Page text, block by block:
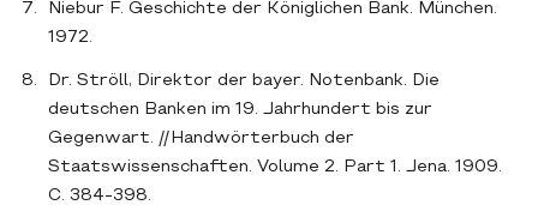
Niebur F. Geschichte der Königlichen Bank. München.
1972.
Dr. Ströll, Direktor der bayer. Notenbank. Die
deutschen Banken im 19. Jahrhundert bis zur
Gegenwart. //Handwörterbuch der
Staatswissenschaften. Volume 2. Part 1. Jena. 1909.
С. 384-398.